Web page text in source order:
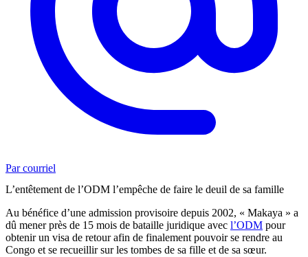
Par courriel
L’entêtement de l’ODM l’empêche de faire le deuil de sa famille
Au bénéfice d’une admission provisoire depuis 2002, « Makaya » a
dû mener près de 15 mois de bataille juridique avec l’ODM pour
obtenir un visa de retour afin de finalement pouvoir se rendre au
Congo et se recueillir sur les tombes de sa fille et de sa sœur.